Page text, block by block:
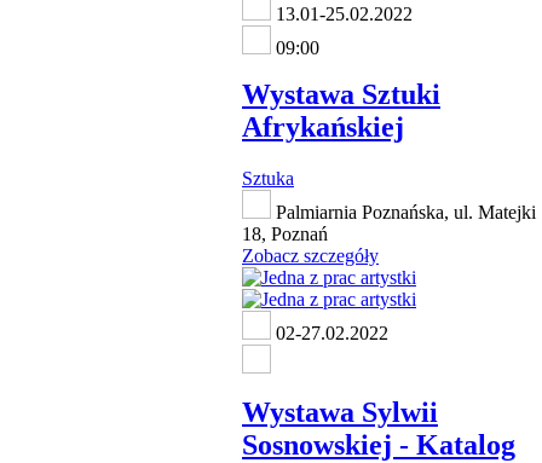
13.01-25.02.2022
09:00
Wystawa Sztuki
Afrykańskiej
Sztuka
Palmiarnia Poznańska, ul. Matejki
18, Poznań
Zobacz szczegóły
02-27.02.2022
Wystawa Sylwii
Sosnowskiej - Katalog